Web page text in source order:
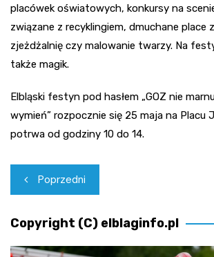
placówek oświatowych, konkursy na
związane z recyklingiem, dmuchane place
zjeżdżalnię czy malowanie twarzy. Na
także magik.
Elbląski festyn pod hasłem „GOZ nie
wymień” rozpocznie się 25 maja na Placu
potrwa od godziny 10 do 14.
Nawigacja
wpisu
Poprzedni
Copyright (C) elblaginfo.pl